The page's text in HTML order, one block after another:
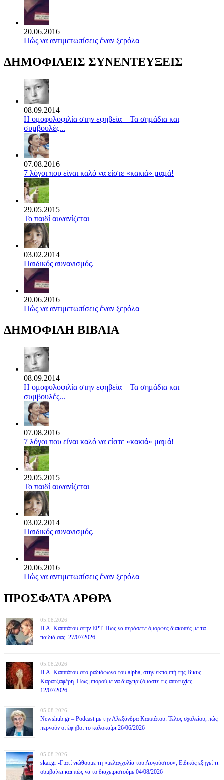
20.06.2016
Πώς να αντιμετωπίσεις έναν ξερόλα
ΔΗΜΟΦΙΛΕΙΣ ΣΥΝΕΝΤΕΥΞΕΙΣ
08.09.2014
Η ομοφυλοφιλία στην εφηβεία – Τα σημάδια και
συμβουλές...
07.08.2016
7 λόγοι που είναι καλό να είστε «κακιά» μαμά!
29.05.2015
Το παιδί αυνανίζεται
03.02.2014
Παιδικός αυνανισμός.
20.06.2016
Πώς να αντιμετωπίσεις έναν ξερόλα
ΔΗΜΟΦΙΛΗ ΒΙΒΛΙΑ
08.09.2014
Η ομοφυλοφιλία στην εφηβεία – Τα σημάδια και
συμβουλές...
07.08.2016
7 λόγοι που είναι καλό να είστε «κακιά» μαμά!
29.05.2015
Το παιδί αυνανίζεται
03.02.2014
Παιδικός αυνανισμός.
20.06.2016
Πώς να αντιμετωπίσεις έναν ξερόλα
ΠΡΟΣΦΑΤΑ ΑΡΘΡΑ
05.08.2026
Η Α. Καππάτου στην ΕΡΤ. Πως να περάσετε όμορφες διακοπές με τα
παιδιά σας. 27/07/2026
05.08.2026
Η Α. Καππάτου στο ραδιόφωνο του alpha, στην εκπομπή της Βίκυς
Καρατζαφέρη. Πως μπορούμε να διαχειριζόμαστε τις αποτυχίες
12/07/2026
05.08.2026
Newshub.gr – Podcast με την Αλεξάνδρα Καππάτου: Τέλος σχολείου, πώς
περνούν οι έφηβοι το καλοκαίρι 26/06/2026
05.08.2026
skai.gr -Γιατί νιώθουμε τη «μελαγχολία του Αυγούστου»; Ειδικός εξηγεί τι
συμβαίνει και πώς να το διαχειριστούμε 04/08/2026